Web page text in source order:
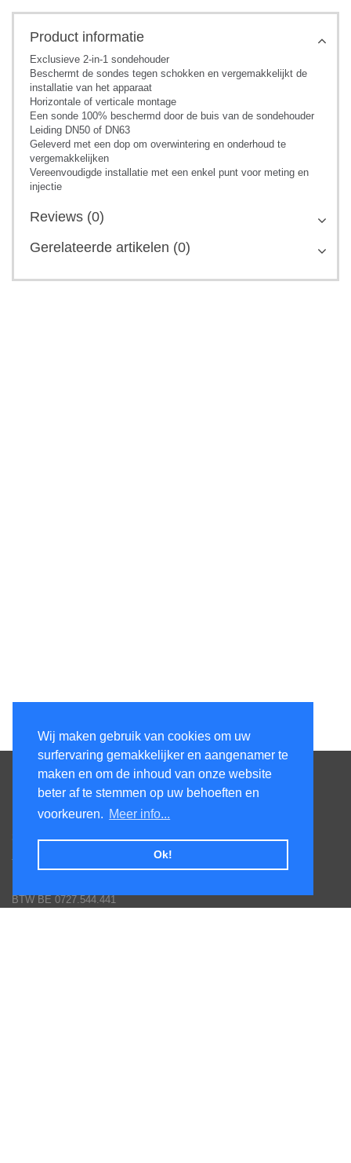
Wij maken gebruik van cookies om uw
surfervaring gemakkelijker en aangenamer te
maken en om de inhoud van onze website
beter af te stemmen op uw behoeften en
voorkeuren. Meer info...
Ok!
Product informatie
Exclusieve 2-in-1 sondehouder
Beschermt de sondes tegen schokken en vergemakkelijkt de
installatie van het apparaat
Horizontale of verticale montage
Een sonde 100% beschermd door de buis van de sondehouder
Leiding DN50 of DN63
Geleverd met een dop om overwintering en onderhoud te
vergemakkelijken
Vereenvoudigde installatie met een enkel punt voor meting en
injectie
Reviews (0)
Gerelateerde artikelen (0)
Contacteer ons
Honsdonkstraat 25A
3120 Tremelo
Tel. 016/60.93.00 - 0475/620.520
BTW BE 0727.544.441